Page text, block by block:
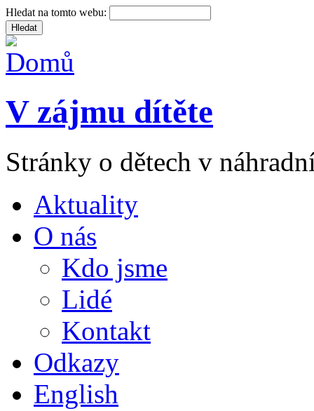
Hledat na tomto webu:
V zájmu dítěte
Stránky o dětech v
Aktuality
O nás
Kdo jsme
Lidé
Kontakt
Odkazy
English